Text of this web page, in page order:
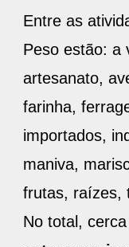
Entre as
Peso estão: a
artesanato,
farinha,
importados,
maniva,
frutas, raízes,
No total,